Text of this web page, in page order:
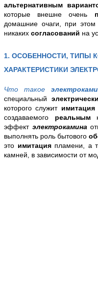
альтернативным
которые внешне очень
домашние очаги, при
никаких согласований на
1. ОСОБЕННОСТИ, ТИПЫ
ХАРАКТЕРИСТИКИ
Что такое
специальный
которого служит
создаваемого реальным
эффект электрокамина
выполнять роль бытового
это имитация пламени, а
камней, в зависимости от